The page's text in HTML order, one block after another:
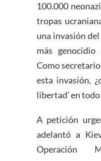
100.000
tropas
una invasión
más
Como
esta invasión,
libertad’ en
A petición
adelantó a
Operación